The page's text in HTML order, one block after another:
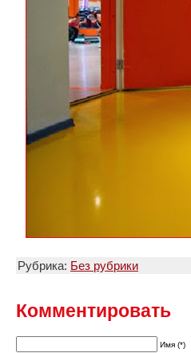
Рубрика: Без рубрики
Комментировать
Имя (*)